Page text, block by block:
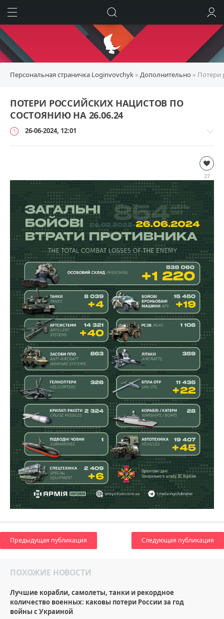
Персональная страничка Loginvovchyk » Дополнительно » Потери
ПОТЕРИ РОССИЙСКИХ НАЦИСТОВ ПО
СОСТОЯНИЮ НА 26.06.24
26-06-2024, 12:01
27
Предыдущая публикация Следующая публикация
ПОХОЖИЕ НОВОСТИ
Лучшие корабли, самолеты, танки и рекордное
количество военных: каковы потери России за год
войны с Украиной